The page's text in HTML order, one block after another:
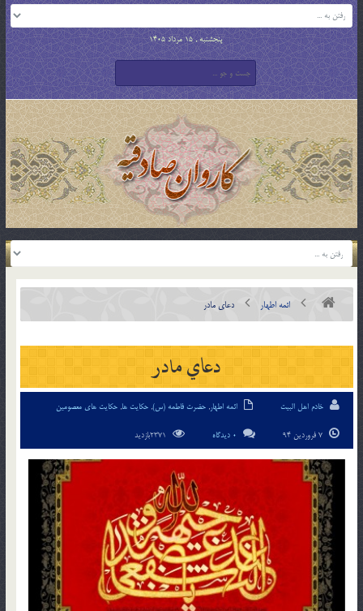
پنجشنبه , 15 مرداد 1405
ائمه اطهار دعاي مادر
دعاي مادر
خادم اهل البیت ائمه اطهار, حضرت فاطمه (س), حکایت ها, حکایت های معصومین
0 دیدگاه